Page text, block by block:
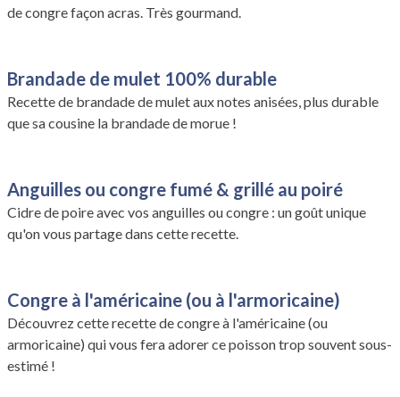
de congre façon acras. Très gourmand.
Brandade de mulet 100% durable
Recette de brandade de mulet aux notes anisées, plus durable
que sa cousine la brandade de morue !
Anguilles ou congre fumé & grillé au poiré
Cidre de poire avec vos anguilles ou congre : un goût unique
qu'on vous partage dans cette recette.
Congre à l'américaine (ou à l'armoricaine)
Découvrez cette recette de congre à l'américaine (ou
armoricaine) qui vous fera adorer ce poisson trop souvent sous-
estimé !